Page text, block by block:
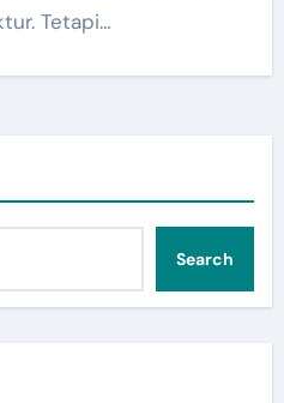
Tetapi…
Search